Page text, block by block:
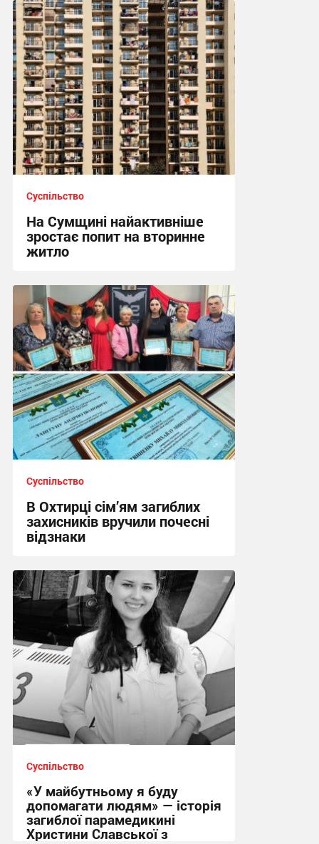
Суспільство
На Сумщині найактивніше
зростає попит на вторинне
житло
11:10 сьогодні
Суспільство
В Охтирці сім’ям загиблих
захисників вручили почесні
відзнаки
17:09 вчора
Суспільство
«У майбутньому я буду
допомагати людям» — історія
загиблої парамедикині
Христини Славської з